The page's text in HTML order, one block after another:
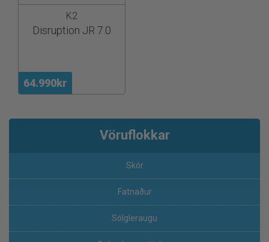
64.990kr
K2
Disruption JR 7.0
Vöruflokkar
Skór
Fatnaður
Sólgleraugu